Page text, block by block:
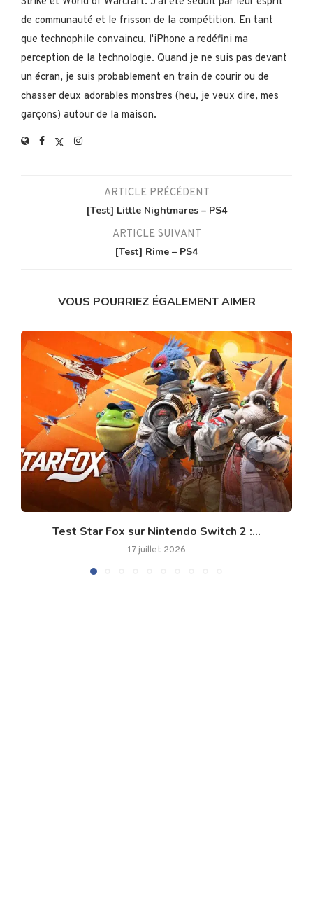
de communauté et le frisson de la compétition. En tant
que technophile convaincu, l'iPhone a redéfini ma
perception de la technologie. Quand je ne suis pas devant
un écran, je suis probablement en train de courir ou de
chasser deux adorables monstres (heu, je veux dire, mes
garçons) autour de la maison.
ARTICLE PRÉCÉDENT
[Test] Little Nightmares – PS4
ARTICLE SUIVANT
[Test] Rime – PS4
VOUS POURRIEZ ÉGALEMENT AIMER
Test Star Fox sur Nintendo Switch 2 :...
17 juillet 2026